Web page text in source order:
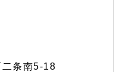
条南5-18